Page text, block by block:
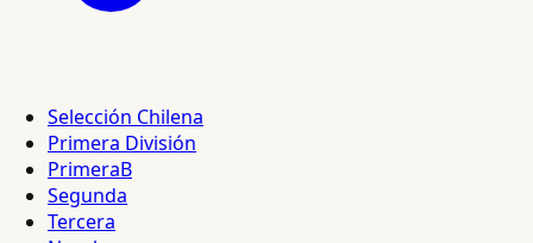
Selección Chilena
Primera División
PrimeraB
Segunda
Tercera